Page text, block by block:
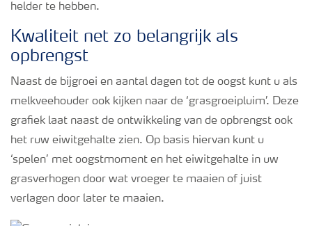
helder te hebben.
Kwaliteit net zo belangrijk als
opbrengst
Naast de bijgroei en aantal dagen tot de oogst kunt u als
melkveehouder ook kijken naar de ‘grasgroeipluim’. Deze
grafiek laat naast de ontwikkeling van de opbrengst ook
het ruw eiwitgehalte zien. Op basis hiervan kunt u
‘spelen’ met oogstmoment en het eiwitgehalte in uw
grasverhogen door wat vroeger te maaien of juist
verlagen door later te maaien.